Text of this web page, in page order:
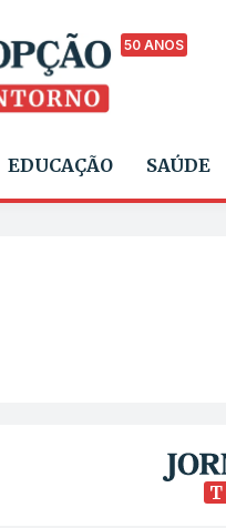
50 ANOS
EDUCAÇÃO SAÚDE